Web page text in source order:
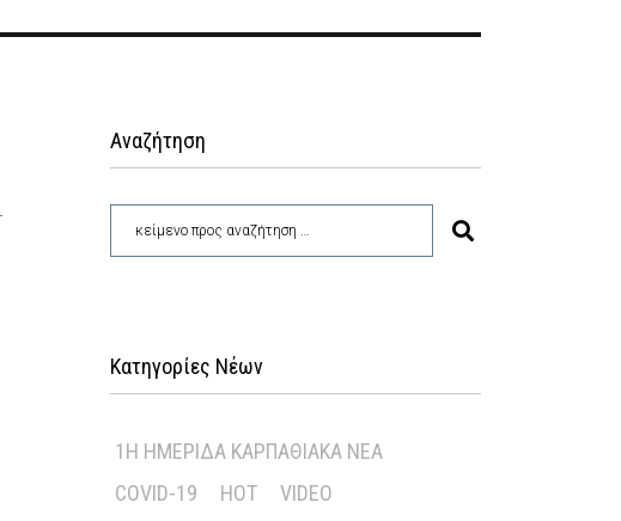
Αναζήτηση
Κατηγορίες Νέων
1Η ΗΜΕΡΊΔΑ ΚΑΡΠΑΘΙΑΚΆ ΝΈΑ
COVID-19
HOT
VIDEO